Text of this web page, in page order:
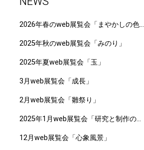
2026年春のweb展覧会「まやかしの色と
2025年秋のweb展覧会「みのり」
2025年夏web展覧会「玉」
3月web展覧会「成長」
2月web展覧会「雛祭り」
2025年1月web展覧会「研究と制作の狭
12月web展覧会「心象風景」